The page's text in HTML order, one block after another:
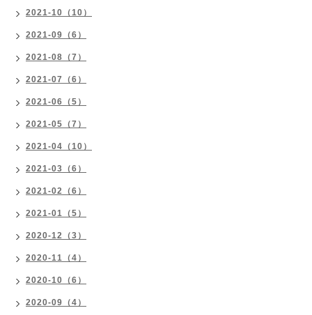
2021-10（10）
2021-09（6）
2021-08（7）
2021-07（6）
2021-06（5）
2021-05（7）
2021-04（10）
2021-03（6）
2021-02（6）
2021-01（5）
2020-12（3）
2020-11（4）
2020-10（6）
2020-09（4）